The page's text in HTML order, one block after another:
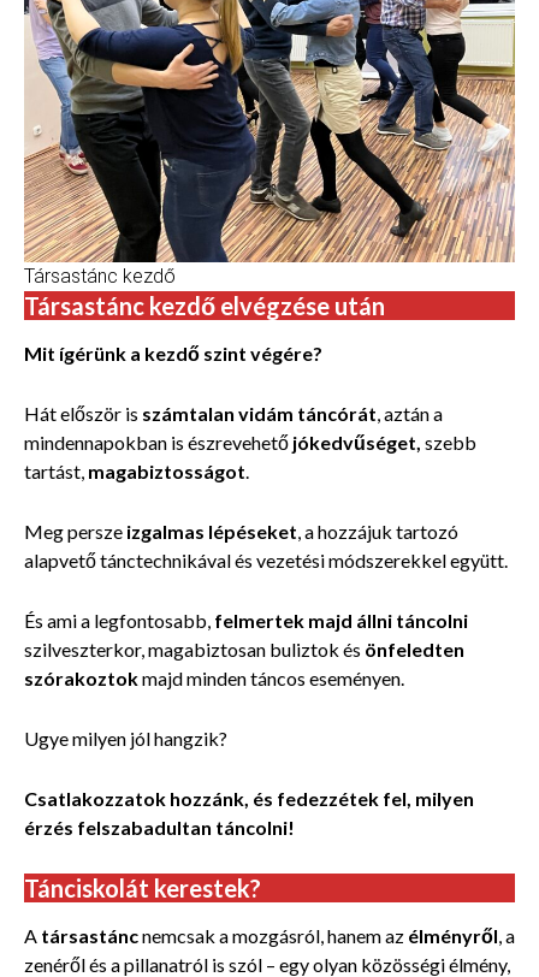
Társastánc kezdő
Társastánc kezdő elvégzése után
Mit ígérünk a kezdő szint végére?
Hát először is számtalan vidám táncórát , aztán a
mindennapokban is észrevehető jókedvűséget, szebb
tartást, magabiztosságot
Meg persze izgalmas lépéseket , a hozzájuk tartozó
alapvető tánctechnikával és vezetési módszerekkel együtt.
És ami a legfontosabb, felmertek majd állni táncolni
szilveszterkor, magabiztosan buliztok és önfeledten
szórakoztokmajd minden táncos eseményen.
Ugye milyen jól hangzik?
Csatlakozzatok hozzánk, és fedezzétek fel, milyen
érzés felszabadultan táncolni!
Tánciskolát kerestek?
A társastáncnemcsak a mozgásról, hanem az élményről , a
zenéről és a pillanatról is szól – egy olyan közösségi élmény,